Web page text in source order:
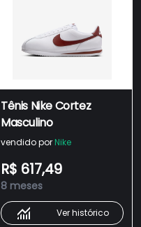
Tênis Nike Cortez
Masculino
vendido por Nike
R$ 617,49
8 meses
Ver histórico